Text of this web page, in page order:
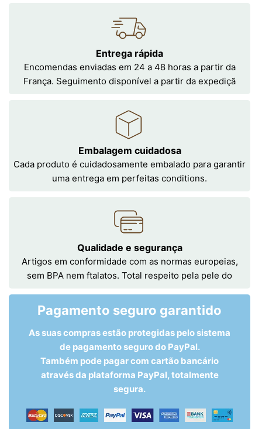
Entrega rápida
Encomendas enviadas em 24 a 48 horas a partir da
França. Seguimento disponível a partir da expediçã
Embalagem cuidadosa
Cada produto é cuidadosamente embalado para garantir
uma entrega em perfeitas conditions.
Qualidade e segurança
Artigos em conformidade com as normas europeias,
sem BPA nem ftalatos. Total respeito pela pele do
Pagamento seguro garantido
As suas compras estão protegidas pelo sistema
de pagamento seguro do PayPal.
Também pode pagar com cartão bancário
através da plataforma PayPal, totalmente
segura.